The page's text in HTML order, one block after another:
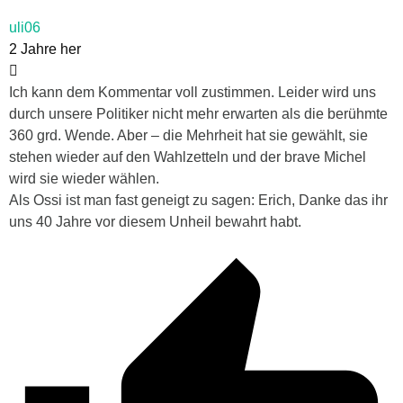
uli06
2 Jahre her
Ich kann dem Kommentar voll zustimmen. Leider wird uns
durch unsere Politiker nicht mehr erwarten als die berühmte
360 grd. Wende. Aber – die Mehrheit hat sie gewählt, sie
stehen wieder auf den Wahlzetteln und der brave Michel
wird sie wieder wählen.
Als Ossi ist man fast geneigt zu sagen: Erich, Danke das ihr
uns 40 Jahre vor diesem Unheil bewahrt habt.